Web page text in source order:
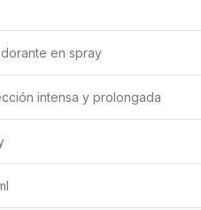
en spray
intensa y prolongada